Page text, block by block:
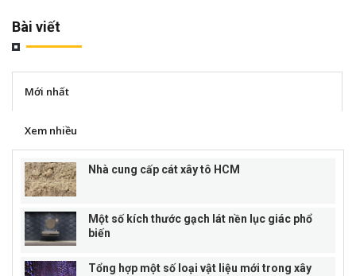
Bài viết
Mới nhất
Xem nhiều
Nhà cung cấp cát xây tô HCM
Một số kích thước gạch lát nền lục giác phổ
biến
Tổng hợp một số loại vật liệu mới trong xây